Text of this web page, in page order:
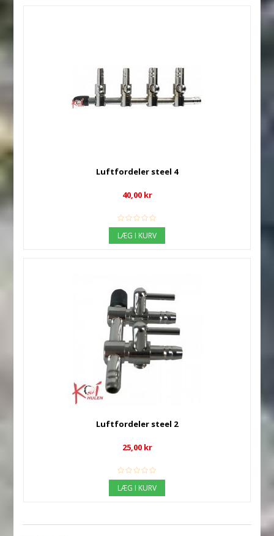
Luftfordeler steel 4
40,00 kr
LÆG I KURV
Luftfordeler steel 2
25,00 kr
LÆG I KURV